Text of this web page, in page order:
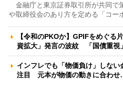
金融庁と東京証券取引所が共同で
や取締役会のあり方を定める「コー
【令和のPKOか】GPIFをめぐる
資拡大」発言の波紋 「国債重
インフレでも「物価負け」しな
注目 元本が物価の動きに合わ